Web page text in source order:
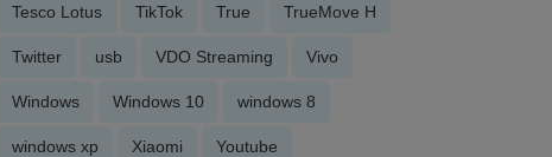
Tesco Lotus TikTok True TrueMove H
Twitter usb VDO Streaming Vivo
Windows Windows 10 windows 8
windows xp Xiaomi Youtube